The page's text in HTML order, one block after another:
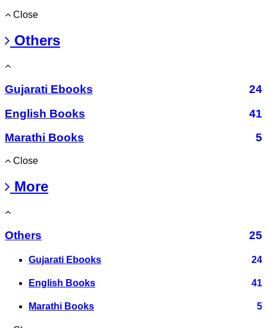
Close
Others
Gujarati Ebooks
24
English Books
41
Marathi Books
5
Close
More
Others 25
Gujarati Ebooks 24
English Books 41
Marathi Books 5